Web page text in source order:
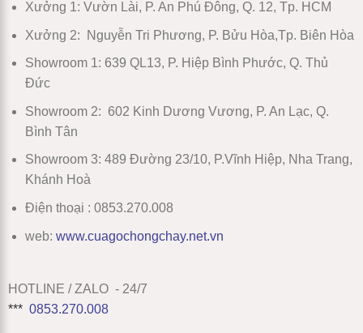
Xưởng 1: Vườn Lài, P. An Phú Đông, Q. 12, Tp. HCM
Xưởng 2: Nguyễn Tri Phương, P. Bửu Hòa,Tp. Biên Hòa
Showroom 1: 639 QL13, P. Hiệp Bình Phước, Q. Thủ
Đức
Showroom 2: 602 Kinh Dương Vương, P. An Lạc, Q.
Bình Tân
Showroom 3: 489 Đường 23/10, P.Vĩnh Hiệp, Nha Trang,
Khánh Hoà
Điện thoại : 0853.270.008
web: www.cuagochongchay.net.vn
HOTLINE / ZALO - 24/7
*** 0853.270.008